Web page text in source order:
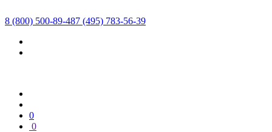
8 (800) 500-89-487 (495) 783-56-39
0
0